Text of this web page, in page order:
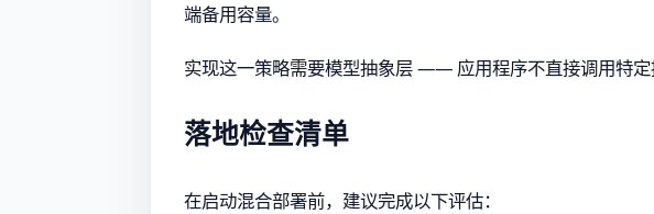
端备用容量。
实现这一策略需要模型抽象层 —— 应用程序不直接调用特定
落地检查清单
在启动混合部署前，建议完成以下评估：